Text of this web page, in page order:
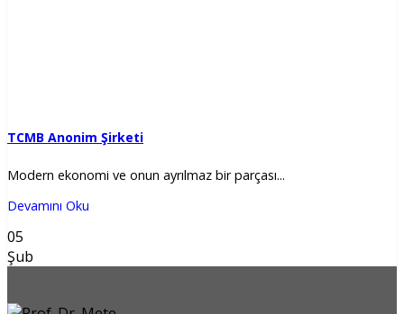
TCMB Anonim Şirketi
Modern ekonomi ve onun ayrılmaz bir parçası...
Devamını Oku
05
Şub